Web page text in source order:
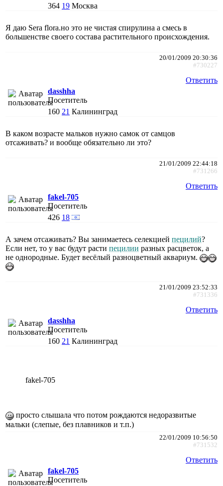
364 19 Москва
Я даю Sera flora.но это не чистая спирулина а смесь в
большенстве своего состава растительного происхождения.
20/01/2009 20:30:36
#730227
Ответить
dasshha
Посетитель
160 21 Калининград
В каком возрасте мальков нужно самок от самцов
отсаживать? и вообще обязательно ли это?
21/01/2009 22:44:18
#731266
Ответить
fakel-705
Посетитель
426 18
А зачем отсаживать? Вы занимаетесь селекцией пецилий?
Если нет, то у вас будут расти пецилии разных расцветок, а
не однородные. Будет весёлый разноцветный аквариум.
21/01/2009 23:52:33
#731336
Ответить
dasshha
Посетитель
160 21 Калининград
fakel-705
просто слышала что потом рождаются недоразвитые
мальки (слепые, без плавников и т.п.)
22/01/2009 10:56:50
#731532
Ответить
fakel-705
Посетитель